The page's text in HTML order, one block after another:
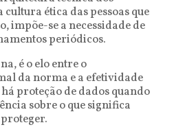
cultura ética das pessoas que
impõe-se a necessidade de
periódicos.
é o elo entre o
da norma e a efetividade
há proteção de dados quando
sobre o que significa